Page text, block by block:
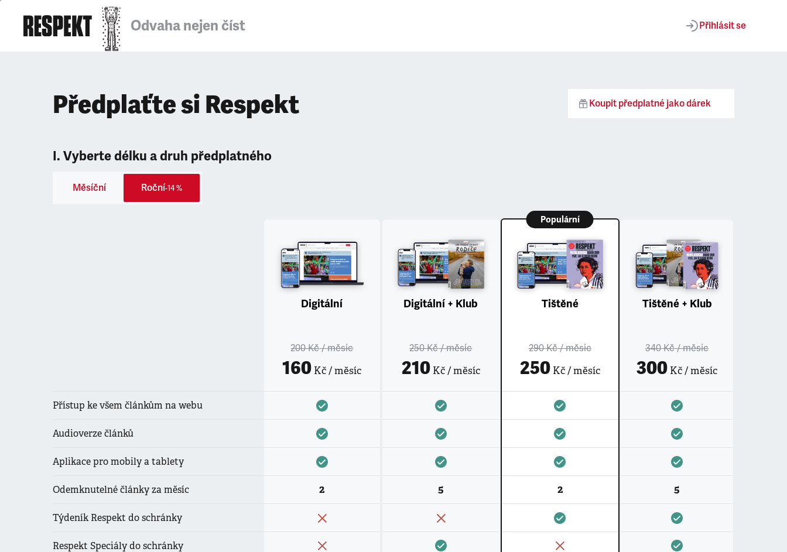
Odvaha nejen číst Přihlásit se
Předplaťte si Respekt Koupit předplatné jako dárek
I. Vyberte délku a druh předplatného
Měsíční Roční-14 %
Přístup ke všem článkům na webu
Audioverze článků
Aplikace pro mobily a tablety
Odemknutelné články za měsíc
Týdeník Respekt do schránky
Respekt Speciály do schránky
Digitální
200 Kč/ měsíc
160 Kč / měsíc
2
Digitální + Klub
250 Kč/ měsíc
210Kč / měsíc
5
Populární
Tištěné
290 Kč/ měsíc
250Kč / měsíc
2
Tištěné + Klub
340 Kč/ měsíc
300 Kč / měsíc
5